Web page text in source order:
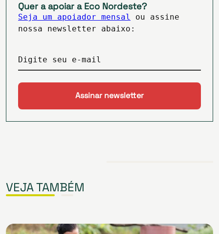
Quer a apoiar a Eco Nordeste?
Seja um apoiador mensal
ou assine
nossa newsletter abaixo:
Digite seu e-mail
VEJA TAMBÉM